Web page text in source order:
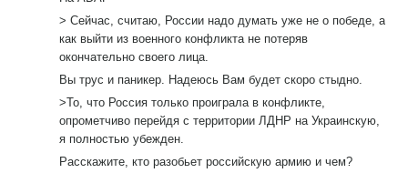
> Сейчас, считаю, России надо думать уже не о победе, а
как выйти из военного конфликта не потеряв
окончательно своего лица.
Вы трус и паникер. Надеюсь Вам будет скоро стыдно.
>То, что Россия только проиграла в конфликте,
опрометчиво перейдя с территории ЛДНР на Украинскую,
я полностью убежден.
Расскажите, кто разобьет российскую армию и чем?